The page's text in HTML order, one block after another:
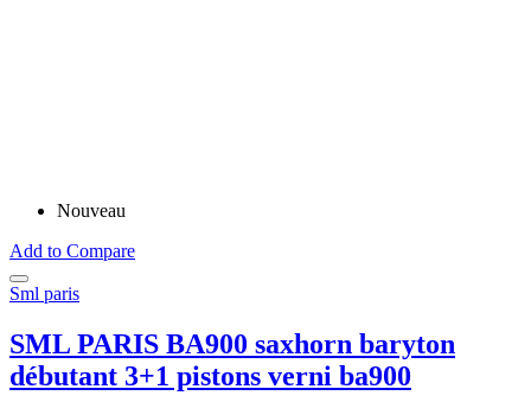
Nouveau
Add to Compare
Sml paris
SML PARIS BA900 saxhorn baryton
débutant 3+1 pistons verni ba900